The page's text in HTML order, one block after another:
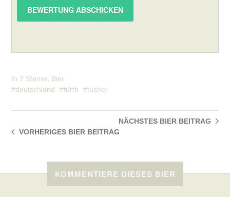
In 7 Sterne
Bier
deutschland
fürth tucher
NÄCHSTES BIERBEITRAG
VORHERIGES BIER BEITRAG
KOMMENTIERE DIESES BIER